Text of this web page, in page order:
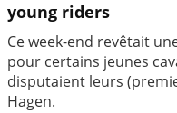
young riders
Ce week-end revêtait
pour certains jeunes
disputaient leurs
Hagen.